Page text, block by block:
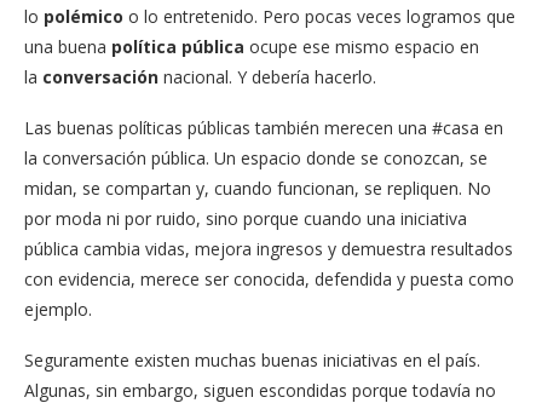
lo polémico o lo entretenido. Pero pocas veces logramos que
una buena política pública ocupe ese mismo espacio en
la conversación nacional. Y debería hacerlo.
Las buenas políticas públicas también merecen una #casa en
la conversación pública. Un espacio donde se conozcan, se
midan, se compartan y, cuando funcionan, se repliquen. No
por moda ni por ruido, sino porque cuando una iniciativa
pública cambia vidas, mejora ingresos y demuestra resultados
con evidencia, merece ser conocida, defendida y puesta como
ejemplo.
Seguramente existen muchas buenas iniciativas en el país.
Algunas, sin embargo, siguen escondidas porque todavía no